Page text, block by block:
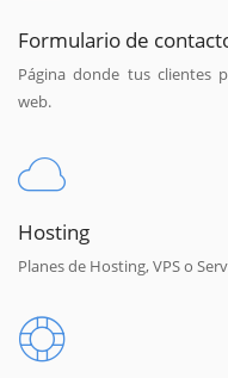
Formulario de
Página donde tus clientes
web.
Hosting
Planes de Hosting, VPS o